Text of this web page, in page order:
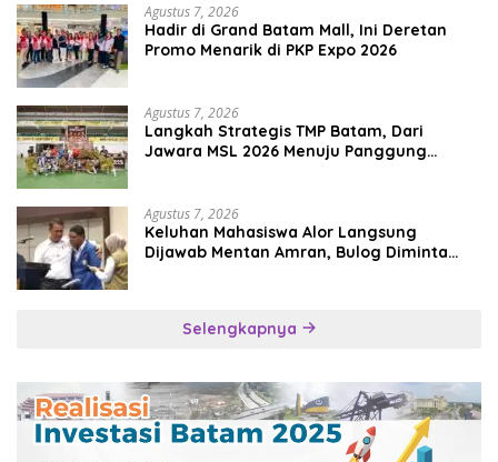
Agustus 7, 2026
Hadir di Grand Batam Mall, Ini Deretan
Promo Menarik di PKP Expo 2026
Agustus 7, 2026
Langkah Strategis TMP Batam, Dari
Jawara MSL 2026 Menuju Panggung
Agustus 7, 2026
Keluhan Mahasiswa Alor Langsung
Dijawab Mentan Amran, Bulog Diminta
Selengkapnya